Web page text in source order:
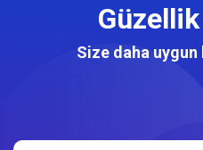
Size daha